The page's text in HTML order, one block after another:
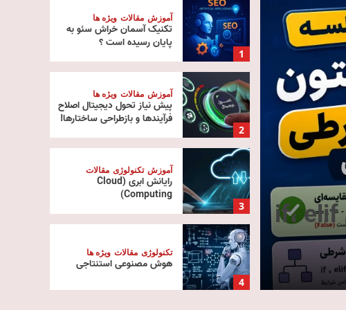
دستورات شرطی در پایتون؛ آموزش if، elif
آموزش هوش مصنوعی ویژه ها
تفاوت یادگیری عمیق با
آموزش Deep Learning
مدیر 15 مرداد 1405
1
آموزش مقالات ویژه ها
تکنیک آسمان خراش سئو به
پایان رسیده است ؟
2
آموزش مقالات ویژه ها
پیش‌ نیاز تحول دیجیتال اصلاح
فرآیندها و بازطراحی ساختارها!
3
آموزش تکنولوژی مقالات
رایانش ابری (Cloud
Computing)
4
تکنولوژی مقالات ویژه ها
هوش مصنوعی استنتاجی